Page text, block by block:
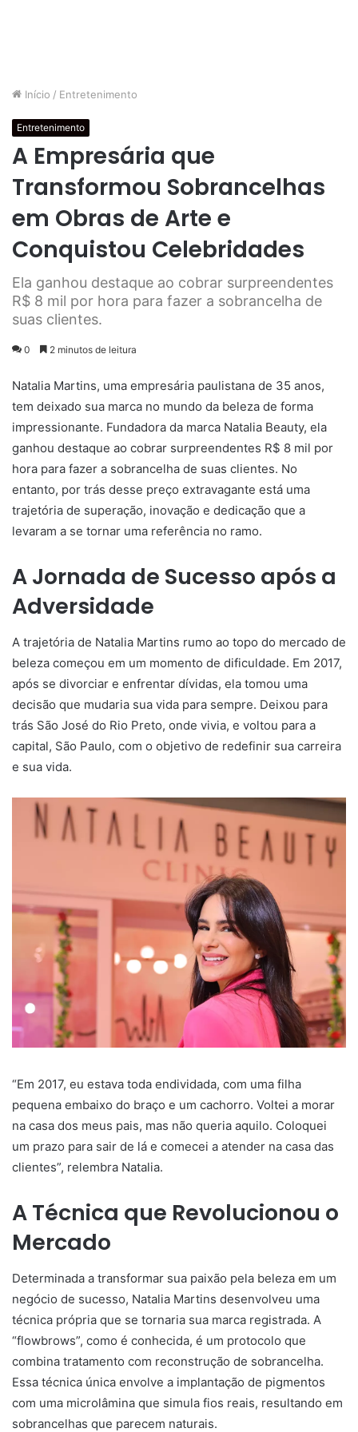
Início / Entretenimento
Entretenimento
A Empresária que
Transformou Sobrancelhas
em Obras de Arte e
Conquistou Celebridades
Ela ganhou destaque ao cobrar surpreendentes
R$ 8 mil por hora para fazer a sobrancelha de
suas clientes.
0 2 minutos de leitura
Natalia Martins, uma empresária paulistana de 35 anos,
tem deixado sua marca no mundo da beleza de forma
impressionante. Fundadora da marca Natalia Beauty, ela
ganhou destaque ao cobrar surpreendentes R$ 8 mil por
hora para fazer a sobrancelha de suas clientes. No
entanto, por trás desse preço extravagante está uma
trajetória de superação, inovação e dedicação que a
levaram a se tornar uma referência no ramo.
A Jornada de Sucesso após a
Adversidade
A trajetória de Natalia Martins rumo ao topo do mercado de
beleza começou em um momento de dificuldade. Em 2017,
após se divorciar e enfrentar dívidas, ela tomou uma
decisão que mudaria sua vida para sempre. Deixou para
trás São José do Rio Preto, onde vivia, e voltou para a
capital, São Paulo, com o objetivo de redefinir sua carreira
e sua vida.
“Em 2017, eu estava toda endividada, com uma filha
pequena embaixo do braço e um cachorro. Voltei a morar
na casa dos meus pais, mas não queria aquilo. Coloquei
um prazo para sair de lá e comecei a atender na casa das
clientes”, relembra Natalia.
A Técnica que Revolucionou o
Mercado
Determinada a transformar sua paixão pela beleza em um
negócio de sucesso, Natalia Martins desenvolveu uma
técnica própria que se tornaria sua marca registrada. A
“flowbrows”, como é conhecida, é um protocolo que
combina tratamento com reconstrução de sobrancelha.
Essa técnica única envolve a implantação de pigmentos
com uma microlâmina que simula fios reais, resultando em
sobrancelhas que parecem naturais.